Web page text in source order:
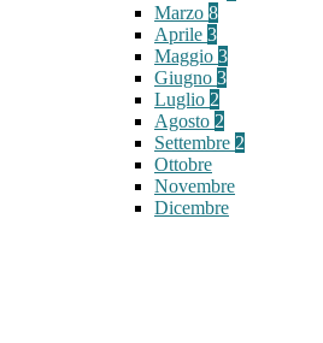
Marzo 8
Aprile 3
Maggio 3
Giugno 3
Luglio 2
Agosto 2
Settembre 2
Ottobre
Novembre
Dicembre